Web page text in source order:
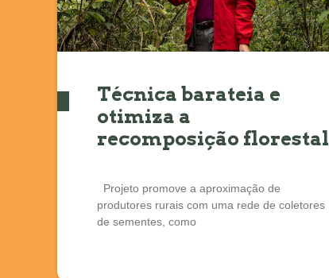
Técnica barateia e
otimiza a
recomposição florestal
Projeto promove a aproximação de
produtores rurais com uma rede de coletores
de sementes, como